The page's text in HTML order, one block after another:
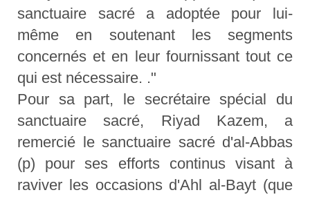
sanctuaire sacré a adoptée pour lui-
même en soutenant les segments
concernés et en leur fournissant tout ce
qui est nécessaire. ."
Pour sa part, le secrétaire spécial du
sanctuaire sacré, Riyad Kazem, a
remercié le sanctuaire sacré d'al-Abbas
(p) pour ses efforts continus visant à
raviver les occasions d'Ahl al-Bayt (que